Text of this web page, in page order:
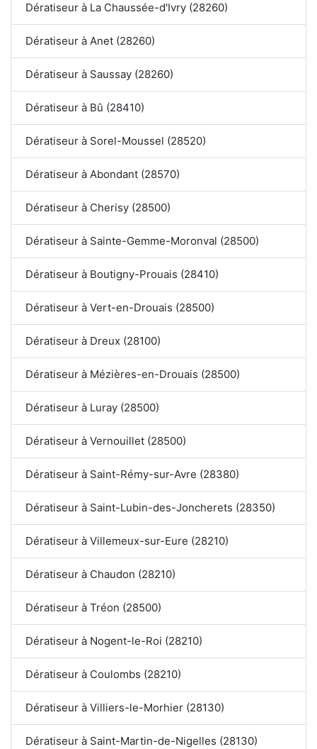
Dératiseur à La Chaussée-d'Ivry (28260)
Dératiseur à Anet (28260)
Dératiseur à Saussay (28260)
Dératiseur à Bû (28410)
Dératiseur à Sorel-Moussel (28520)
Dératiseur à Abondant (28570)
Dératiseur à Cherisy (28500)
Dératiseur à Sainte-Gemme-Moronval (28500)
Dératiseur à Boutigny-Prouais (28410)
Dératiseur à Vert-en-Drouais (28500)
Dératiseur à Dreux (28100)
Dératiseur à Mézières-en-Drouais (28500)
Dératiseur à Luray (28500)
Dératiseur à Vernouillet (28500)
Dératiseur à Saint-Rémy-sur-Avre (28380)
Dératiseur à Saint-Lubin-des-Joncherets (28350)
Dératiseur à Villemeux-sur-Eure (28210)
Dératiseur à Chaudon (28210)
Dératiseur à Tréon (28500)
Dératiseur à Nogent-le-Roi (28210)
Dératiseur à Coulombs (28210)
Dératiseur à Villiers-le-Morhier (28130)
Dératiseur à Saint-Martin-de-Nigelles (28130)